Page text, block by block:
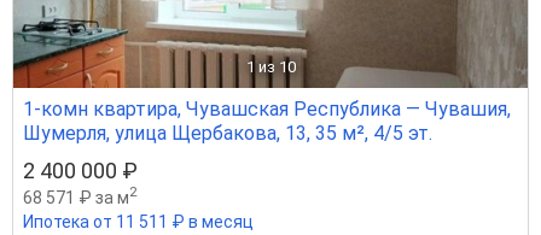
1 из 10
1-комн квартира, Чувашская Республика — Чувашия,
Шумерля, улица Щербакова, 13, 35 м², 4/5 эт.
2 400 000 ₽
68 571 ₽ за м2
Ипотека от 11 511 ₽ в месяц